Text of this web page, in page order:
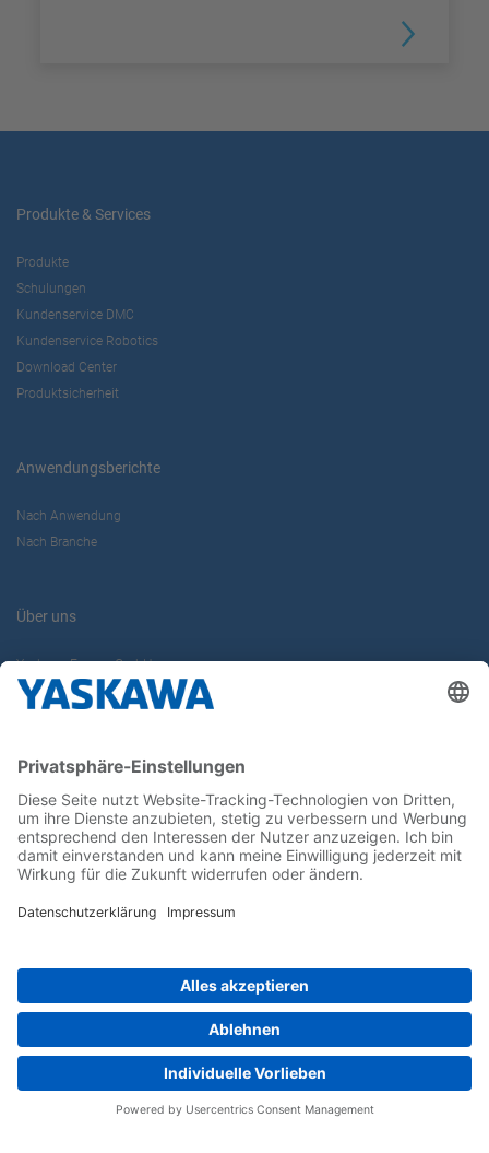
Produkte & Services
Produkte
Schulungen
Kundenservice DMC
Kundenservice Robotics
Download Center
Produktsicherheit
Anwendungsberichte
Nach Anwendung
Nach Branche
Über uns
Yaskawa Europe GmbH
Karriere
Newsletter
Follow us on...
Home
Whistleblowing
Yaskawa Europe GmbH